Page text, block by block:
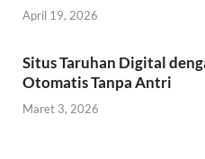
April 19, 2026
Situs Taruhan Digital
Otomatis Tanpa Antri
Maret 3, 2026